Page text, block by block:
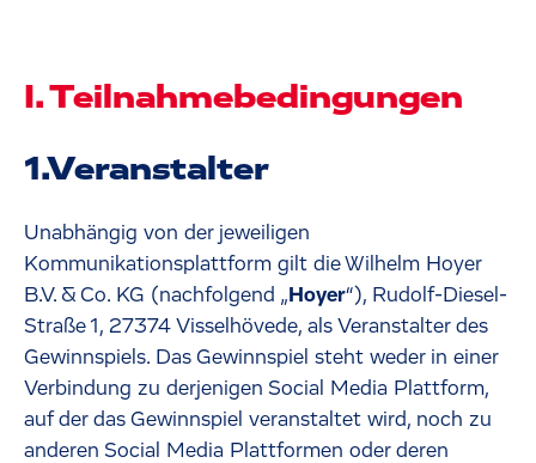
I. Teilnahmebedingungen
1.Veranstalter
Unabhängig von der jeweiligen
Kommunikationsplattform gilt die Wilhelm Hoyer
B.V. & Co. KG (nachfolgend „ Hoyer“), Rudolf-Diesel-
Straße 1, 27374 Visselhövede, als Veranstalter des
Gewinnspiels. Das Gewinnspiel steht weder in einer
Verbindung zu derjenigen Social Media Plattform,
auf der das Gewinnspiel veranstaltet wird, noch zu
anderen Social Media Plattformen oder deren